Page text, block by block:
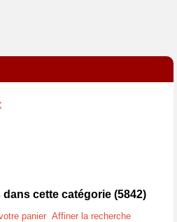
cette catégorie (5842)
panier Affiner la recherche